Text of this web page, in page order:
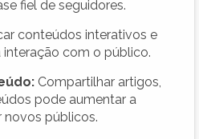
fiel de seguidores.
conteúdos interativos e
com o público.
Compartilhar artigos,
pode aumentar a
novos públicos.